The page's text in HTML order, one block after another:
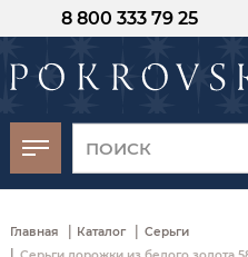
8 800 333 79 25
Главная | Каталог | Серьги
-30%
от 15
момента оплаты